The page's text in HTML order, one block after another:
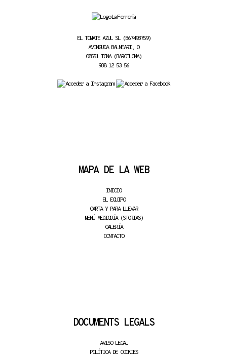
EL TOMATE AZUL SL (B67493759)
AVINGUDA BALNEARI, 0
08551 TONA (BARCELONA)
938 12 53 56
MAPA DE LA WEB
INICIO
EL EQUIPO
CARTA Y PARA LLEVAR
MENÚ MEDIODÍA (STORIAS)
GALERÍA
CONTACTO
DOCUMENTS LEGALS
AVISO LEGAL
POLÍTICA DE COOKIES